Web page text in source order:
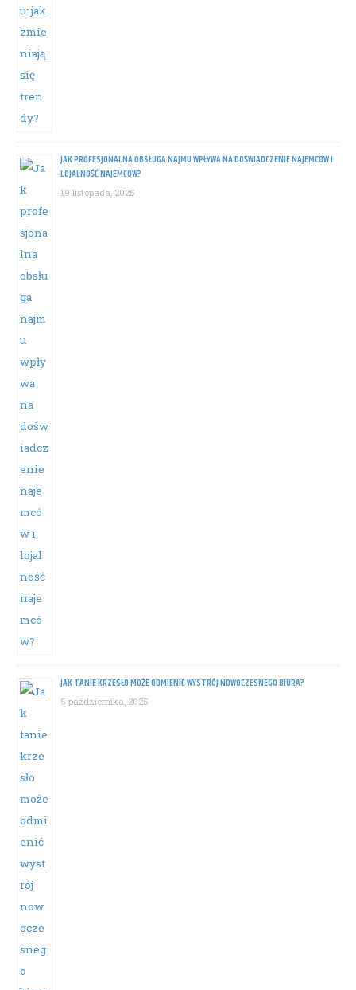
JAK PROFESJONALNA OBSŁUGA NAJMU WPŁYWA NA DOŚWIADCZENIE NAJEMCÓW I
LOJALNOŚĆ NAJEMCÓW?
19 listopada, 2025
JAK TANIE KRZESŁO MOŻE ODMIENIĆ WYSTRÓJ NOWOCZESNEGO BIURA?
5 października, 2025